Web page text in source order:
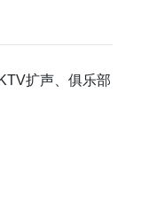
扩声、俱乐部